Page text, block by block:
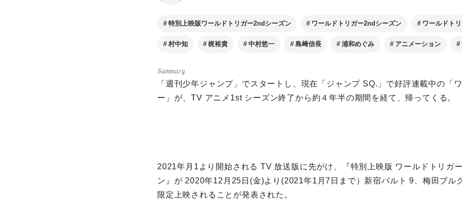
特別上映版ワールドトリガー2ndシーズン ワールドトリガー2ndシーズン ワールドト
村中知 梶裕貴 中村悠一 島﨑信長 浦和めぐみ アニメーション
「週刊少年ジャンプ」でスタートし、現在「ジャンプ SQ.」で好評連載中の「
ー」が、TV アニメ1st シーズン終了から約４年半の期間を経て、帰ってくる。
2021年月1より開始される TV 放送版に先がけ、『特別上映版 ワールドトリガ
ン』が 2020年12月25日(金)より(2021年1月7日まで）新宿バルト 9、梅田ブル
限定上映されることが発表された。